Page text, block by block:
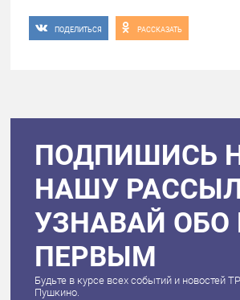
ПОДЕЛИТЬСЯ РАССКАЗАТЬ
ПОДПИШИСЬ
НАШУ
УЗНАВАЙ ОБО
ПЕРВЫМ
Будьте в курсе всех событий и новостей
Пушкино.